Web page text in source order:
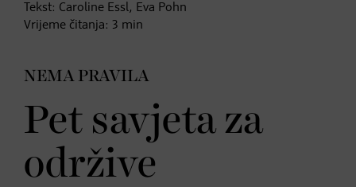
Tekst: Caroline Essl, Eva Pohn
Vrijeme čitanja: 3 min
NEMA PRAVILA
Pet savjeta za
održive